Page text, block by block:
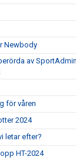
Newbody
av
för våren
2024
letar efter?
HT-2024